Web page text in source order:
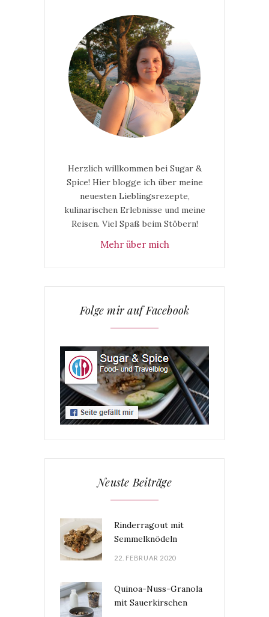
Herzlich willkommen bei Sugar &
Spice! Hier blogge ich über meine
neuesten Lieblingsrezepte,
kulinarischen Erlebnisse und meine
Reisen. Viel Spaß beim Stöbern!
Mehr über mich
Folge mir auf Facebook
Neuste Beiträge
Rinderragout mit
Semmelknödeln
22. FEBRUAR 2020
Quinoa-Nuss-Granola
mit Sauerkirschen